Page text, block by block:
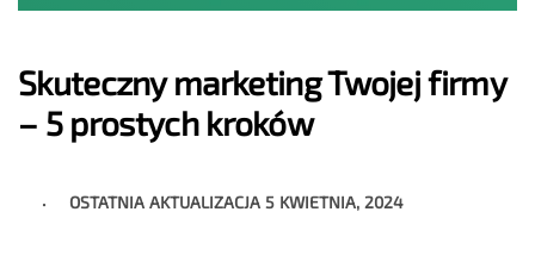
Skuteczny marketing Twojej firmy
– 5 prostych kroków
OSTATNIA AKTUALIZACJA 5 KWIETNIA, 2024